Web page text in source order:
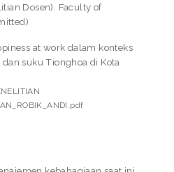
Dosen). Faculty of
at work dalam konteks
suku Tionghoa di Kota